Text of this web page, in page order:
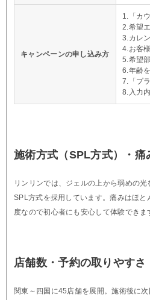
キャンペーンの申し込み方
1.「カ
2.希望
3.カレ
4.お客
5.希望
6.年齢
7.「プ
8.入力
施術方式（SPL方式）・痛
リンリンでは、ジェルの上から弱めの
SPL方式を採用しています。痛みはほ
度なので初心者にも安心して体験できま
店舗数・予約の取りやすさ
関東～四国に45店舗を展開。施術後に